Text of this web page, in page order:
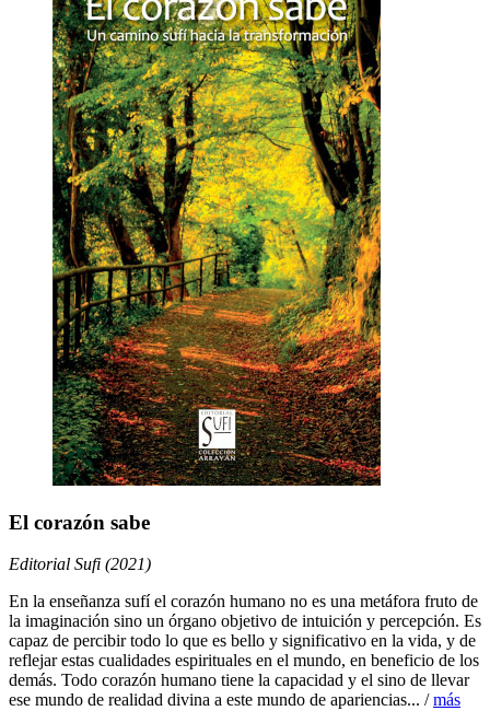
El corazón sabe
Editorial Sufi (2021)
En la enseñanza sufí el corazón humano no es una metáfora fruto de
la imaginación sino un órgano objetivo de intuición y percepción. Es
capaz de percibir todo lo que es bello y significativo en la vida, y de
reflejar estas cualidades espirituales en el mundo, en beneficio de los
demás. Todo corazón humano tiene la capacidad y el sino de llevar
ese mundo de realidad divina a este mundo de apariencias... /más